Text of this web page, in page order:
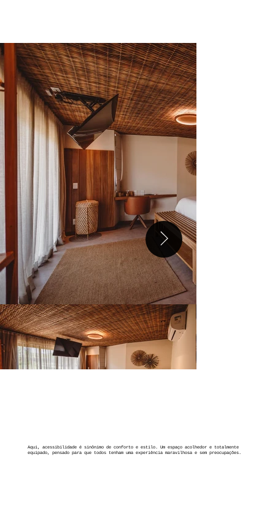
Aqui, acessibilidade é sinônimo de conforto e estilo. Um espaço acolhedor e totalmente
equipado, pensado para que todos tenham uma experiência maravilhosa e sem preocupações.